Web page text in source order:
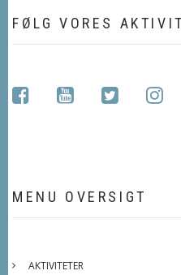
FØLG VORES
facebookyoutubetwitter
MENU OVERSIGT
AKTIVITETER